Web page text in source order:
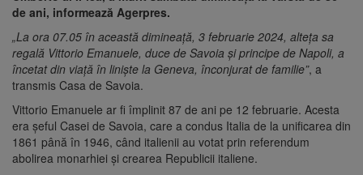
de ani, informează Agerpres.
„La ora 07.05 în această dimineaţă, 3 februarie 2024, alteţa sa
regală Vittorio Emanuele, duce de Savoia şi principe de Napoli, a
încetat din viaţă în linişte la Geneva, înconjurat de familie”, a
transmis Casa de Savoia.
Vittorio Emanuele ar fi împlinit 87 de ani pe 12 februarie. Acesta
era şeful Casei de Savoia, care a condus Italia de la unificarea din
1861 până în 1946, când italienii au votat prin referendum
abolirea monarhiei şi crearea Republicii italiene.